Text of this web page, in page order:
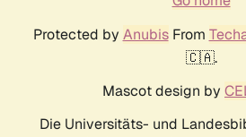
Protected by AnubisFrom
🇨🇦.
Mascot design by
Die Universitäts- und